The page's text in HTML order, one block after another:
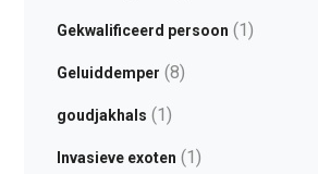
Gekwalificeerd persoon (1)
Geluiddemper (8)
goudjakhals (1)
Invasieve exoten (1)